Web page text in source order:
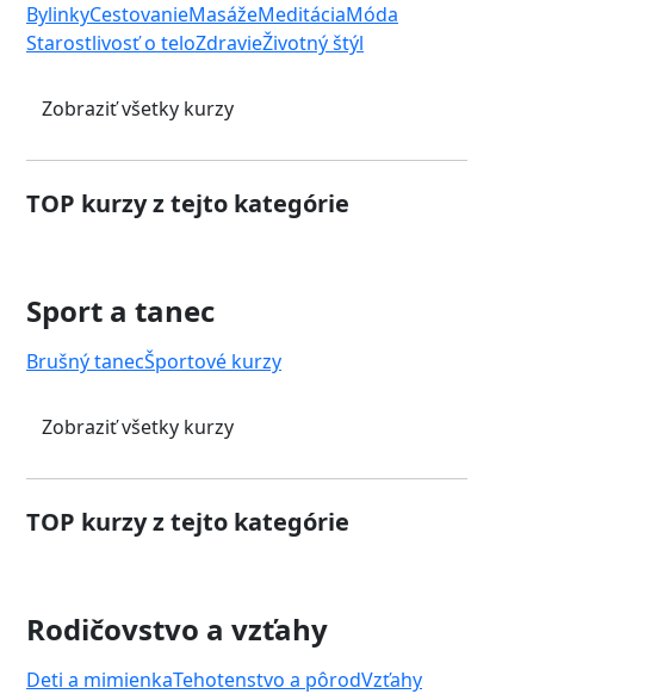
BylinkyCestovanieMasážeMeditáciaMóda
Starostlivosť o teloZdravieŽivotný štýl
Zobraziť všetky kurzy
TOP kurzy z tejto kategórie
Sport a tanec
Brušný tanecŠportové kurzy
Zobraziť všetky kurzy
TOP kurzy z tejto kategórie
Rodičovstvo a vzťahy
Deti a mimienkaTehotenstvo a pôrodVzťahy